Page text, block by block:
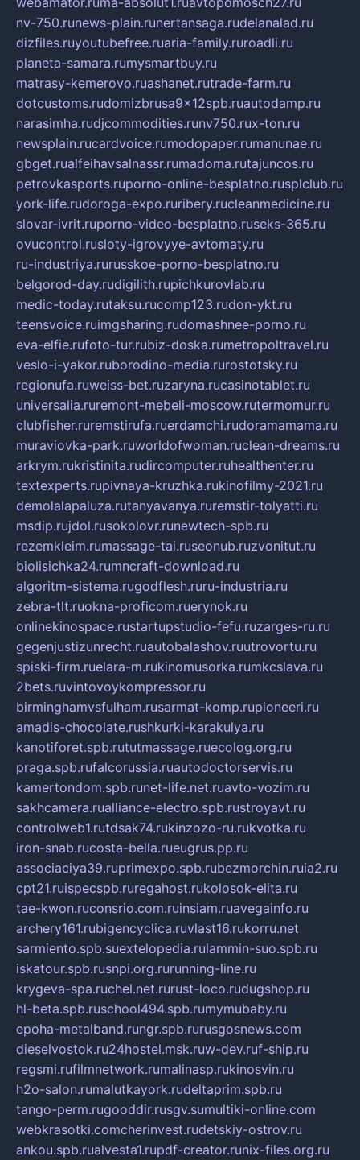
nv-750.runews-plain.runertansaga.rudelanalad.ru
dizfiles.ruyoutubefree.ruaria-family.ruroadli.ru
planeta-samara.rumysmartbuy.ru
matrasy-kemerovo.ruashanet.rutrade-farm.ru
dotcustoms.rudomizbrusa9x12spb.ruautodamp.ru
narasimha.rudjcommodities.runv750.rux-ton.ru
newsplain.rucardvoice.rumodopaper.rumanunae.ru
gbget.rualfeihavsalnassr.rumadoma.rutajuncos.ru
petrovkasports.ruporno-online-besplatno.rusplclub.ru
york-life.rudoroga-expo.ruribery.rucleanmedicine.ru
slovar-ivrit.ruporno-video-besplatno.ruseks-365.ru
ovucontrol.rusloty-igrovyye-avtomaty.ru
ru-industriya.rurusskoe-porno-besplatno.ru
belgorod-day.rudigilith.rupichkurovlab.ru
medic-today.rutaksu.rucomp123.rudon-ykt.ru
teensvoice.ruimgsharing.rudomashnee-porno.ru
eva-elfie.rufoto-tur.rubiz-doska.rumetropoltravel.ru
veslo-i-yakor.ruborodino-media.rurostotsky.ru
regionufa.ruweiss-bet.ruzaryna.rucasinotablet.ru
universalia.ruremont-mebeli-moscow.rutermomur.ru
clubfisher.ruremstirufa.ruerdamchi.rudoramamama.ru
muraviovka-park.ruworldofwoman.ruclean-dreams.ru
arkrym.rukristinita.rudircomputer.ruhealthenter.ru
textexperts.rupivnaya-kruzhka.rukinofilmy-2021.ru
demolalapaluza.rutanyavanya.ruremstir-tolyatti.ru
msdip.rujdol.rusokolovr.runewtech-spb.ru
rezemkleim.rumassage-tai.ruseonub.ruzvonitut.ru
biolisichka24.rumncraft-download.ru
algoritm-sistema.rugodflesh.ruru-industria.ru
zebra-tlt.ruokna-proficom.ruerynok.ru
onlinekinospace.rustartupstudio-fefu.ruzarges-ru.ru
gegenjustizunrecht.ruautobalashov.ruutrovortu.ru
spiski-firm.ruelara-m.rukinomusorka.rumkcslava.ru
2bets.ruvintovoykompressor.ru
birminghamvsfulham.rusarmat-komp.rupioneeri.ru
amadis-chocolate.rushkurki-karakulya.ru
kanotiforet.spb.rututmassage.ruecolog.org.ru
praga.spb.rufalcorussia.ruautodoctorservis.ru
kamertondom.spb.runet-life.net.ruavto-vozim.ru
sakhcamera.rualliance-electro.spb.rustroyavt.ru
controlweb1.rutdsak74.rukinzozo-ru.rukvotka.ru
iron-snab.rucosta-bella.rueugrus.pp.ru
associaciya39.ruprimexpo.spb.rubezmorchin.ruia2.ru
cpt21.ruispecspb.ruregahost.rukolosok-elita.ru
tae-kwon.ruconsrio.com.ruinsiam.ruavegainfo.ru
archery161.rubigencyclica.ruvlast16.rukorru.net
sarmiento.spb.suextelopedia.rulammin-suo.spb.ru
iskatour.spb.rusnpi.org.rurunning-line.ru
krygeva-spa.ruchel.net.rurust-loco.rudugshop.ru
hl-beta.spb.ruschool494.spb.rumymubaby.ru
epoha-metalband.rungr.spb.rurusgosnews.com
dieselvostok.ru24hostel.msk.ruw-dev.ruf-ship.ru
regsmi.rufilmnetwork.rumalinasp.rukinosvin.ru
h2o-salon.rumalutkayork.rudeltaprim.spb.ru
tango-perm.rugooddir.rusgv.sumultiki-online.com
webkrasotki.comcherinvest.rudetskiy-ostrov.ru
ankou.spb.rualvesta1.rupdf-creator.runix-files.org.ru